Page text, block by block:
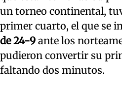
un torneo continental,
primer cuarto, el que se
de 24-9 ante los
pudieron convertir su
faltando dos minutos.